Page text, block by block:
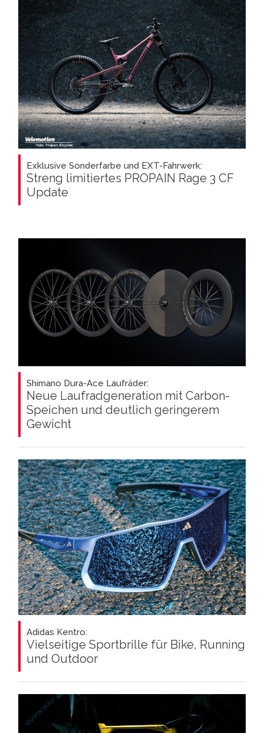
Exklusive Sonderfarbe und EXT-Fahrwerk:
Streng limitiertes PROPAIN Rage 3 CF
Update
Shimano Dura-Ace Laufräder:
Neue Laufradgeneration mit Carbon-
Speichen und deutlich geringerem
Gewicht
Adidas Kentro:
Vielseitige Sportbrille für Bike, Running
und Outdoor